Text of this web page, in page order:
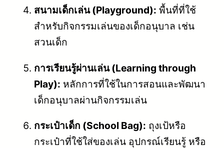
สนามเด็กเล่น (Playground): พื้นที่ที่ใช้
สำหรับกิจกรรมเล่นของเด็กอนุบาล เช่น
สวนเด็ก
การเรียนรู้ผ่านเล่น (Learning through
Play): หลักการที่ใช้ในการสอนและพัฒนา
เด็กอนุบาลผ่านกิจกรรมเล่น
กระเป๋าเด็ก (School Bag): ถุงเป้หรือ
กระเป๋าที่ใช้ใส่ของเล่น อุปกรณ์เรียนรู้ หรือ